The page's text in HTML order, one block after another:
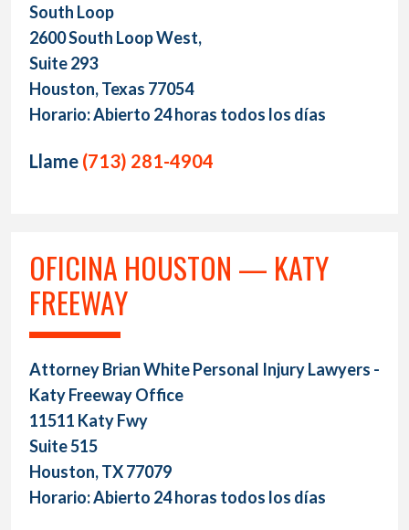
South Loop
2600 South Loop West,
Suite 293
Houston, Texas 77054
Horario: Abierto 24 horas todos los días
Llame (713) 281-4904
OFICINA HOUSTON — KATY
FREEWAY
Attorney Brian White Personal Injury Lawyers -
Katy Freeway Office
11511 Katy Fwy
Suite 515
Houston, TX 77079
Horario: Abierto 24 horas todos los días